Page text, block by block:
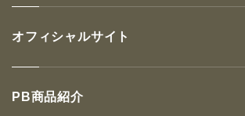
オフィシャルサイト
PB商品紹介